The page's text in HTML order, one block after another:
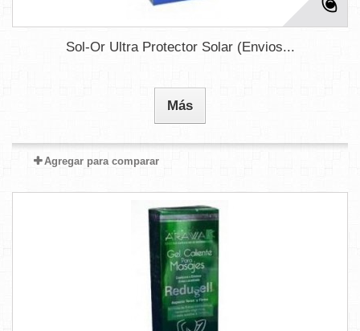
Sol-Or Ultra Protector Solar (Envios...
Más
Agregar para comparar